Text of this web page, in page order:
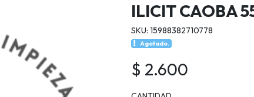
ILICIT CAOBA
SKU: 15988382710778
Agotado.
$ 2.600